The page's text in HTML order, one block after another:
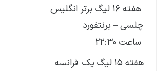
هفته ۱۶ لیگ برتر انگلیس
چلسی – برنتفورد
ساعت ۲۲:۳۰
هفته ۱۵ لیگ یک فرانسه